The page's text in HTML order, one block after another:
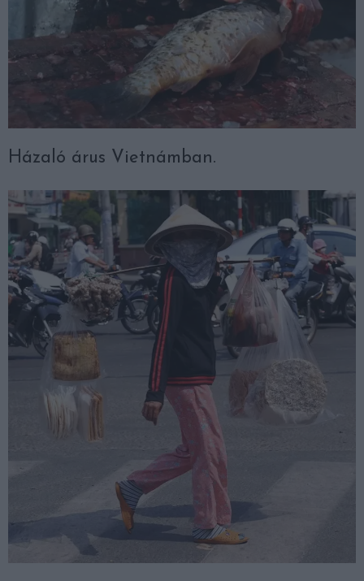
Házaló árus Vietnámban.